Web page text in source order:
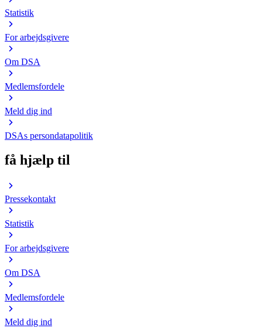
Statistik
For arbejdsgivere
Om DSA
Medlemsfordele
Meld dig ind
DSAs persondatapolitik
få hjælp til
Pressekontakt
Statistik
For arbejdsgivere
Om DSA
Medlemsfordele
Meld dig ind